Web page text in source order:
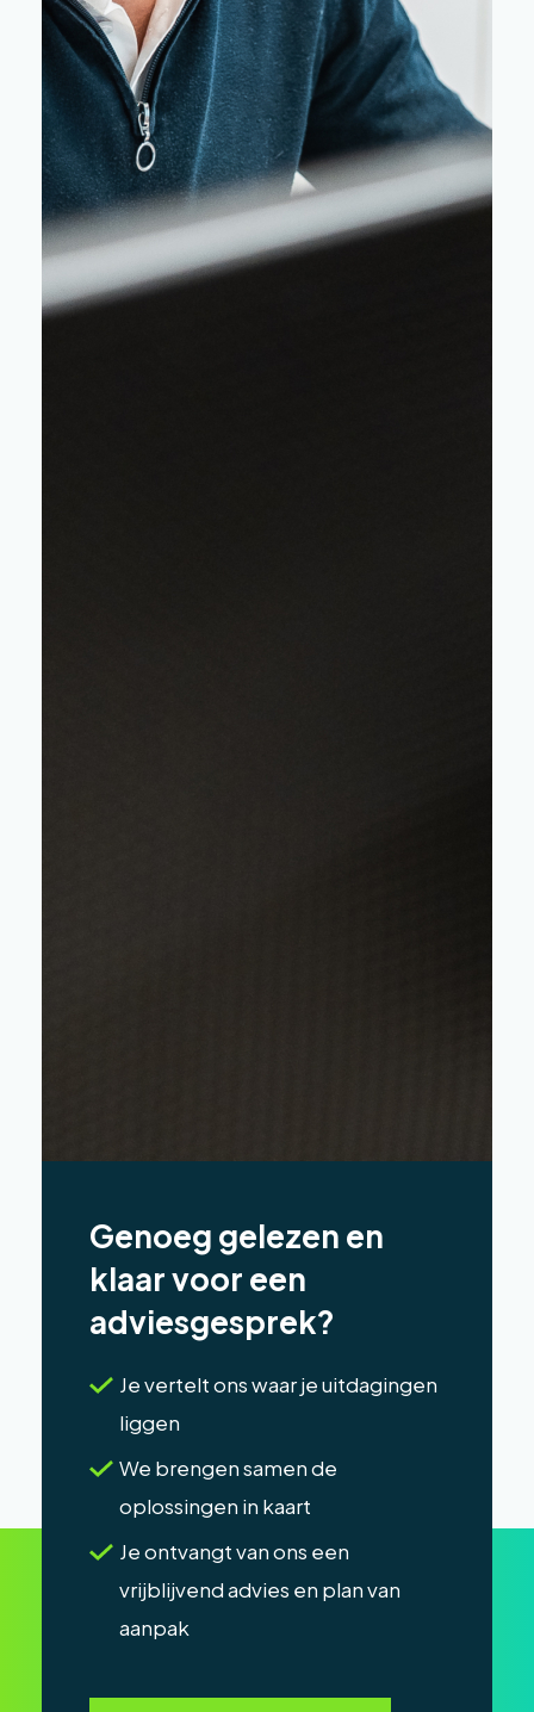
Genoeg gelezen en
klaar voor een
adviesgesprek?
Je vertelt ons waar je uitdagingen
liggen
We brengen samen de
oplossingen in kaart
Je ontvangt van ons een
vrijblijvend advies en plan van
aanpak